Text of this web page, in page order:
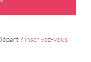
? Inscrivez-vous